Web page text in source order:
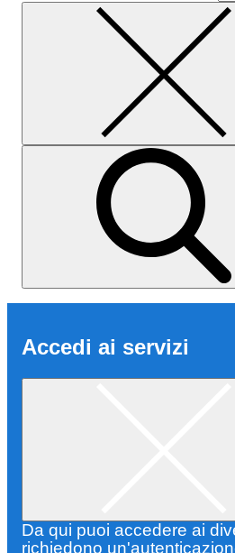
Accedi ai servizi
Da qui puoi accedere ai
richiedono